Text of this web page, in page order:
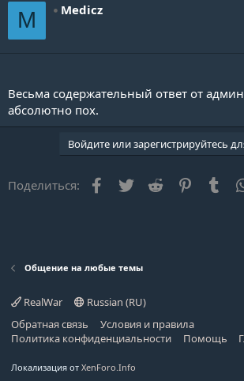
M Medicz
Весьма содержательный ответ от
абсолютно пох.
Войдите или зарегистрируйтесь
Поделиться: Facebook
Twitter Reddit Pinterest
Общение на любые темы
RealWar
Russian (RU)
Обратная связь
Условия и правила
Политика конфиденциальности
Помощь
Локализация от XenForo.Info